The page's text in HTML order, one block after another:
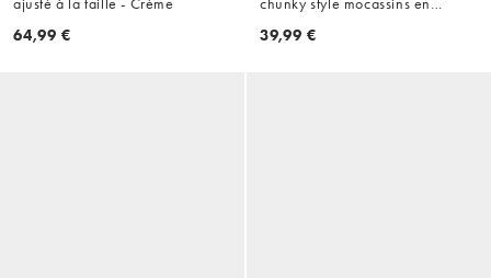
64,99 €
suédine - Noir
39,99 €